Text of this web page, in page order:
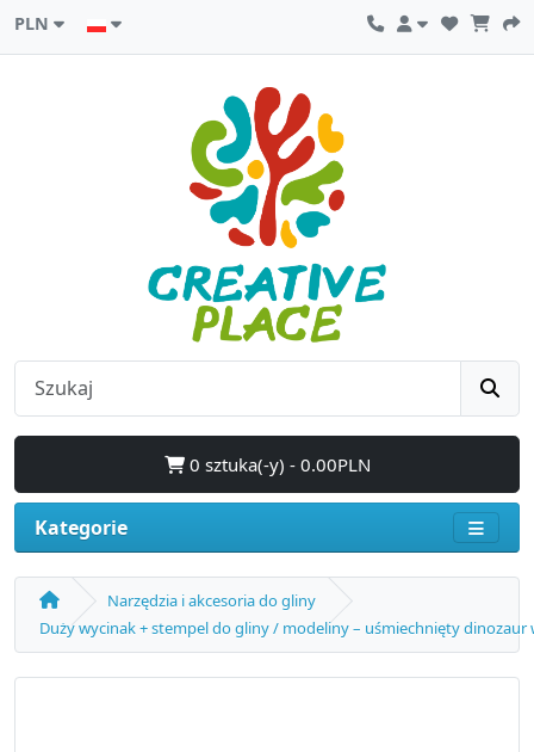
PLN
0 sztuka(-y) - 0.00PLN
Kategorie
Narzędzia i akcesoria do gliny
Duży wycinak + stempel do gliny / modeliny – uśmiechnięty dinozaur